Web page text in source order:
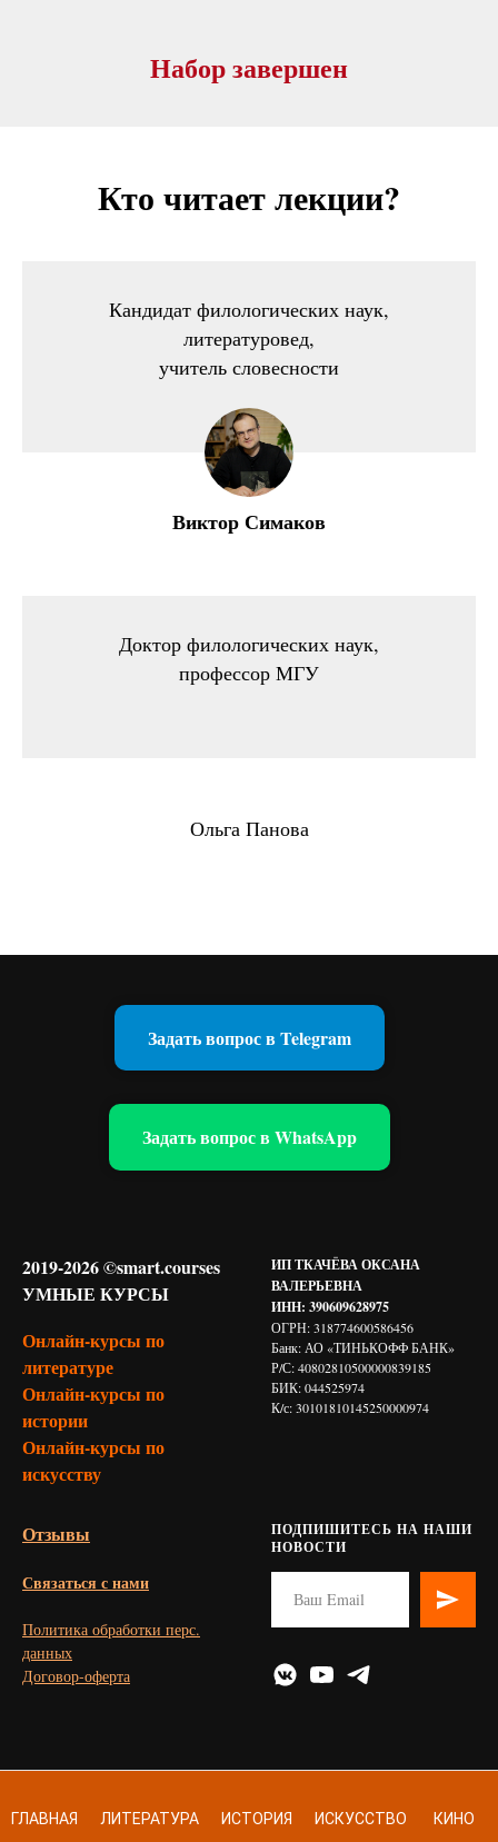
ГЛАВНАЯ ЛИТЕРАТУРА ИСТОРИЯ ИСКУССТВО КИНО
Набор завершен
Кто читает лекции?
Кандидат филологических наук,
литературовед,
учитель словесности
Виктор Симаков
Доктор филологических наук,
профессор МГУ
Ольга Панова
Задать вопрос в Telegram
Задать вопрос в WhatsApp
2019-2026 ©smart.courses
УМНЫЕ КУРСЫ
Онлайн-курсы по
литературе
Онлайн-курсы по
истории
Онлайн-курсы по
искусству
ИП ТКАЧЁВА ОКСАНА
ВАЛЕРЬЕВНА
ИНН: 390609628975
ОГРН: 318774600586456
Банк: АО «ТИНЬКОФФ БАНК»
Р/С: 40802810500000839185
БИК: 044525974
К/с: 30101810145250000974
Отзывы
Связаться с нами
Политика обработки перс.
данных
Договор-оферта
ПОДПИШИТЕСЬ НА НАШИ
НОВОСТИ